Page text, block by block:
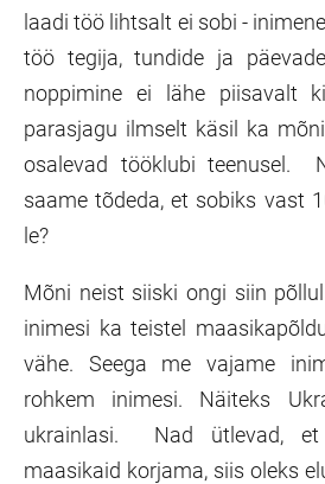
laadi töö lihtsalt ei sobi -
töö tegija, tundide ja
noppimine ei lähe piisavalt
parasjagu ilmselt käsil ka
osalevad tööklubi teenusel.
saame tõdeda, et sobiks vast
le?
Mõni neist siiski ongi siin
inimesi ka teistel
vähe. Seega me vajame
rohkem inimesi. Näiteks
ukrainlasi. Nad ütlevad,
maasikaid korjama, siis oleks